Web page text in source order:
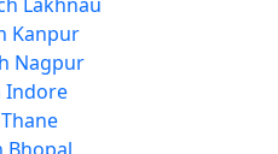
Kanpur
Nagpur
Indore